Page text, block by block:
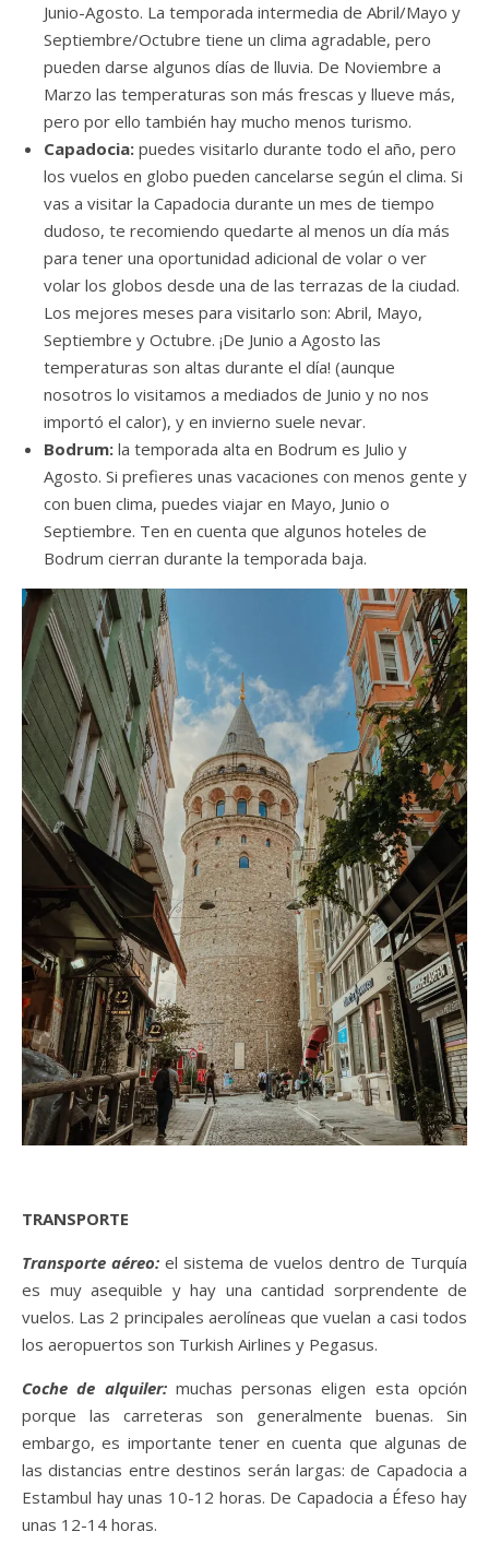
Junio-Agosto. La temporada intermedia de Abril/Mayo y
Septiembre/Octubre tiene un clima agradable, pero
pueden darse algunos días de lluvia. De Noviembre a
Marzo las temperaturas son más frescas y llueve más,
pero por ello también hay mucho menos turismo.
Capadocia: puedes visitarlo durante todo el año, pero
los vuelos en globo pueden cancelarse según el clima. Si
vas a visitar la Capadocia durante un mes de tiempo
dudoso, te recomiendo quedarte al menos un día más
para tener una oportunidad adicional de volar o ver
volar los globos desde una de las terrazas de la ciudad.
Los mejores meses para visitarlo son: Abril, Mayo,
Septiembre y Octubre. ¡De Junio a Agosto las
temperaturas son altas durante el día! (aunque
nosotros lo visitamos a mediados de Junio y no nos
importó el calor), y en invierno suele nevar.
Bodrum: la temporada alta en Bodrum es Julio y
Agosto. Si prefieres unas vacaciones con menos gente y
con buen clima, puedes viajar en Mayo, Junio o
Septiembre. Ten en cuenta que algunos hoteles de
Bodrum cierran durante la temporada baja.
TRANSPORTE
Transporte aéreo: el sistema de vuelos dentro de Turquía
es muy asequible y hay una cantidad sorprendente de
vuelos. Las 2 principales aerolíneas que vuelan a casi todos
los aeropuertos son Turkish Airlines y Pegasus.
Coche de alquiler: muchas personas eligen esta opción
porque las carreteras son generalmente buenas. Sin
embargo, es importante tener en cuenta que algunas de
las distancias entre destinos serán largas: de Capadocia a
Estambul hay unas 10-12 horas. De Capadocia a Éfeso hay
unas 12-14 horas.